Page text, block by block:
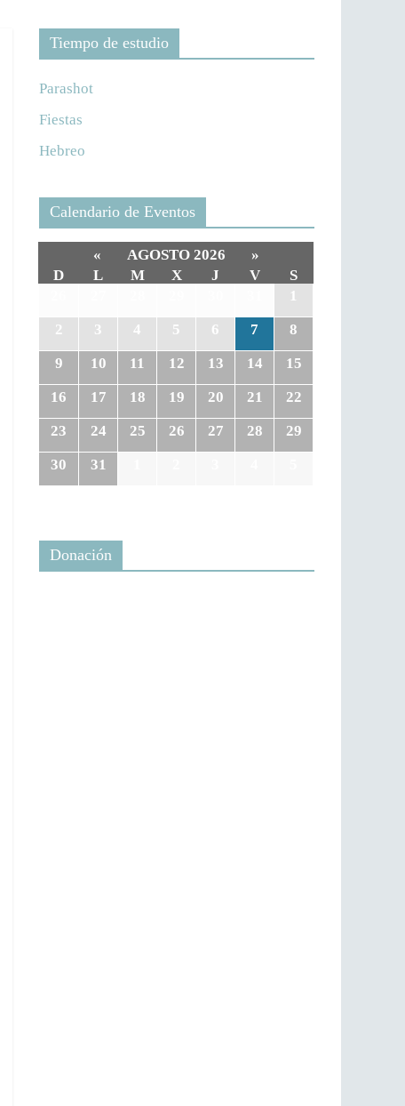
Tiempo de estudio
Parashot
Fiestas
Hebreo
Calendario de Eventos
« AGOSTO 2026
»
D
L M X J V
S
1
2
3 4 5 6 7
8
9
10 11 12 13 14
15
16
17 18 19 20 21
22
23
24 25 26 27 28
29
30
31
Donación